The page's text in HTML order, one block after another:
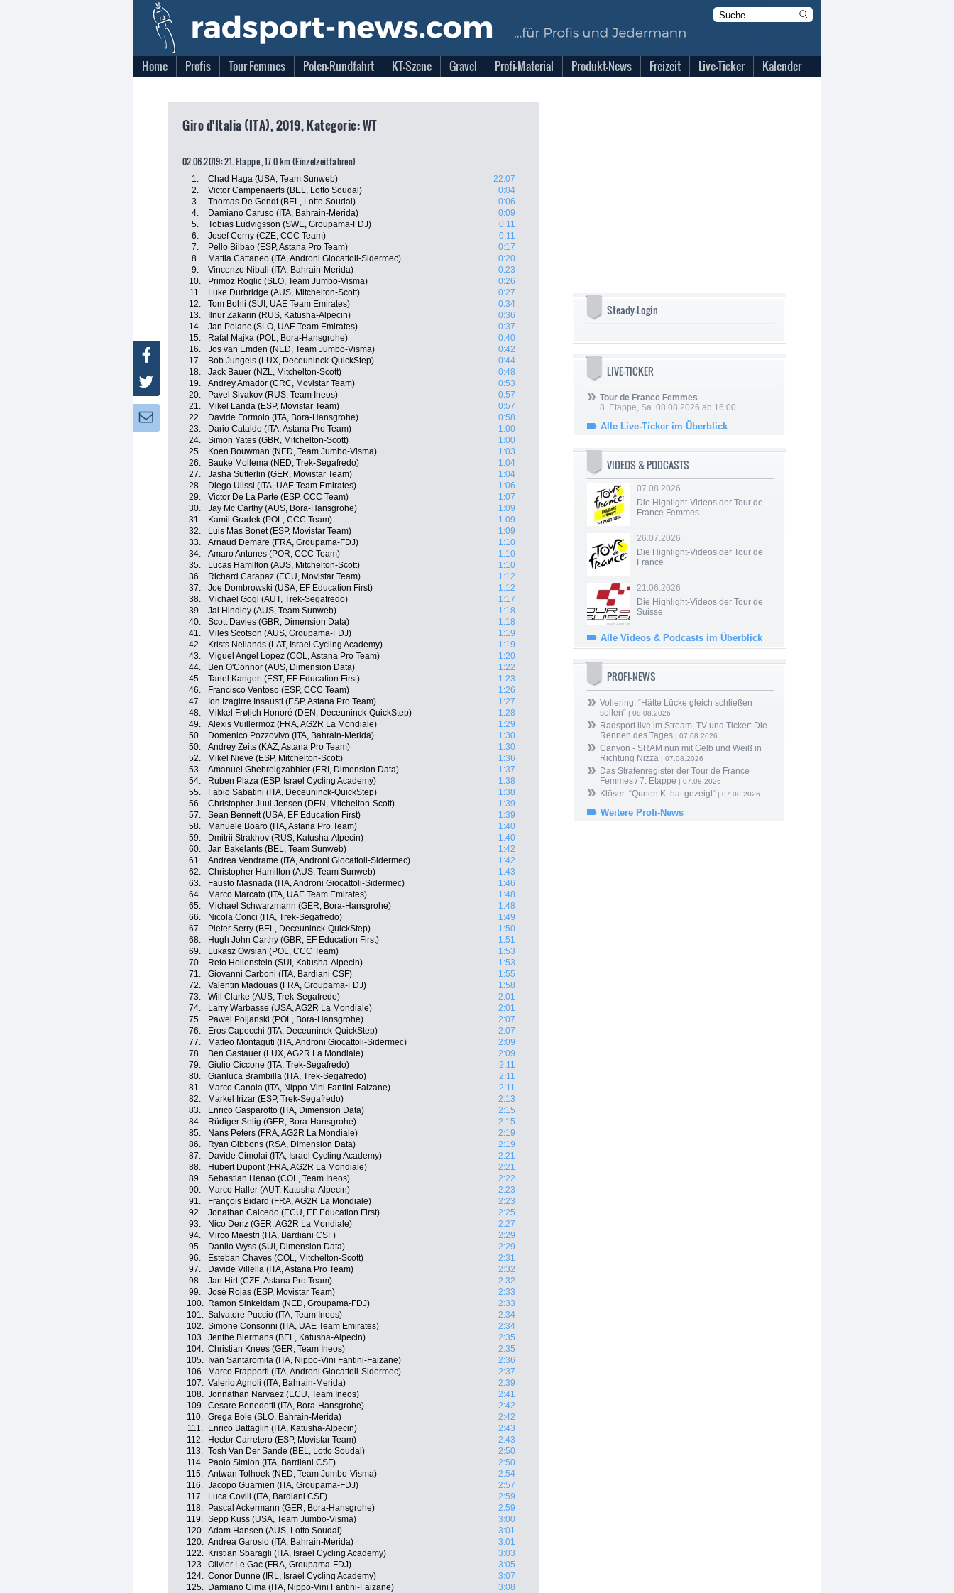
Home Profis Tour Femmes Polen-Rundfahrt KT-Szene Gravel Profi-Material Produkt-News Freizeit Live-Ticker Kalender
Giro d'Italia (ITA), 2019, Kategorie: WT
02.06.2019: 21. Etappe , 17.0 km (Einzelzeitfahren)
1. Chad Haga (USA, Team Sunweb)
22:07
2.
Victor Campenaerts (BEL, Lotto Soudal)
0:04
3.
Thomas De Gendt (BEL, Lotto Soudal)
0:06
4.
Damiano Caruso (ITA, Bahrain-Merida)
0:09
5.
Tobias Ludvigsson (SWE, Groupama-FDJ)
0:11
6.
Josef Cerny (CZE, CCC Team)
0:11
7.
Pello Bilbao (ESP, Astana Pro Team)
0:17
8.
Mattia Cattaneo (ITA, Androni Giocattoli-Sidermec)
0:20
9.
Vincenzo Nibali (ITA, Bahrain-Merida)
0:23
10.
Primoz Roglic (SLO, Team Jumbo-Visma)
0:26
11.
Luke Durbridge (AUS, Mitchelton-Scott)
0:27
12.
Tom Bohli (SUI, UAE Team Emirates)
0:34
13.
Ilnur Zakarin (RUS, Katusha-Alpecin)
0:36
14.
Jan Polanc (SLO, UAE Team Emirates)
0:37
15.
Rafal Majka (POL, Bora-Hansgrohe)
0:40
16.
Jos van Emden (NED, Team Jumbo-Visma)
0:42
17.
Bob Jungels (LUX, Deceuninck-QuickStep)
0:44
18.
Jack Bauer (NZL, Mitchelton-Scott)
0:48
19.
Andrey Amador (CRC, Movistar Team)
0:53
20.
Pavel Sivakov (RUS, Team Ineos)
0:57
21.
Mikel Landa (ESP, Movistar Team)
0:57
22.
Davide Formolo (ITA, Bora-Hansgrohe)
0:58
23.
Dario Cataldo (ITA, Astana Pro Team)
1:00
24.
Simon Yates (GBR, Mitchelton-Scott)
1:00
25.
Koen Bouwman (NED, Team Jumbo-Visma)
1:03
26.
Bauke Mollema (NED, Trek-Segafredo)
1:04
27.
Jasha Sütterlin (GER, Movistar Team)
1:04
28.
Diego Ulissi (ITA, UAE Team Emirates)
1:06
29.
Victor De La Parte (ESP, CCC Team)
1:07
30.
Jay Mc Carthy (AUS, Bora-Hansgrohe)
1:09
31.
Kamil Gradek (POL, CCC Team)
1:09
32.
Luis Mas Bonet (ESP, Movistar Team)
1:09
33.
Arnaud Demare (FRA, Groupama-FDJ)
1:10
34.
Amaro Antunes (POR, CCC Team)
1:10
35.
Lucas Hamilton (AUS, Mitchelton-Scott)
1:10
36.
Richard Carapaz (ECU, Movistar Team)
1:12
37.
Joe Dombrowski (USA, EF Education First)
1:12
38.
Michael Gogl (AUT, Trek-Segafredo)
1:17
39.
Jai Hindley (AUS, Team Sunweb)
1:18
40.
Scott Davies (GBR, Dimension Data)
1:18
41.
Miles Scotson (AUS, Groupama-FDJ)
1:19
42.
Krists Neilands (LAT, Israel Cycling Academy)
1:19
43.
Miguel Angel Lopez (COL, Astana Pro Team)
1:20
44.
Ben O'Connor (AUS, Dimension Data)
1:22
45.
Tanel Kangert (EST, EF Education First)
1:23
46.
Francisco Ventoso (ESP, CCC Team)
1:26
47.
Ion Izagirre Insausti (ESP, Astana Pro Team)
1:27
48.
Mikkel Frølich Honoré (DEN, Deceuninck-QuickStep)
1:28
49.
Alexis Vuillermoz (FRA, AG2R La Mondiale)
1:29
50.
Domenico Pozzovivo (ITA, Bahrain-Merida)
1:30
50.
Andrey Zeits (KAZ, Astana Pro Team)
1:30
52.
Mikel Nieve (ESP, Mitchelton-Scott)
1:36
53.
Amanuel Ghebreigzabhier (ERI, Dimension Data)
1:37
54.
Ruben Plaza (ESP, Israel Cycling Academy)
1:38
55.
Fabio Sabatini (ITA, Deceuninck-QuickStep)
1:38
56.
Christopher Juul Jensen (DEN, Mitchelton-Scott)
1:39
57.
Sean Bennett (USA, EF Education First)
1:39
58.
Manuele Boaro (ITA, Astana Pro Team)
1:40
59.
Dmitrii Strakhov (RUS, Katusha-Alpecin)
1:40
60.
Jan Bakelants (BEL, Team Sunweb)
1:42
61.
Andrea Vendrame (ITA, Androni Giocattoli-Sidermec)
1:42
62.
Christopher Hamilton (AUS, Team Sunweb)
1:43
63.
Fausto Masnada (ITA, Androni Giocattoli-Sidermec)
1:46
64.
Marco Marcato (ITA, UAE Team Emirates)
1:48
65.
Michael Schwarzmann (GER, Bora-Hansgrohe)
1:48
66.
Nicola Conci (ITA, Trek-Segafredo)
1:49
67.
Pieter Serry (BEL, Deceuninck-QuickStep)
1:50
68.
Hugh John Carthy (GBR, EF Education First)
1:51
69.
Lukasz Owsian (POL, CCC Team)
1:53
70.
Reto Hollenstein (SUI, Katusha-Alpecin)
1:53
71.
Giovanni Carboni (ITA, Bardiani CSF)
1:55
72.
Valentin Madouas (FRA, Groupama-FDJ)
1:58
73.
Will Clarke (AUS, Trek-Segafredo)
2:01
74.
Larry Warbasse (USA, AG2R La Mondiale)
2:01
75.
Pawel Poljanski (POL, Bora-Hansgrohe)
2:07
76.
Eros Capecchi (ITA, Deceuninck-QuickStep)
2:07
77.
Matteo Montaguti (ITA, Androni Giocattoli-Sidermec)
2:09
78.
Ben Gastauer (LUX, AG2R La Mondiale)
2:09
79.
Giulio Ciccone (ITA, Trek-Segafredo)
2:11
80.
Gianluca Brambilla (ITA, Trek-Segafredo)
2:11
81.
Marco Canola (ITA, Nippo-Vini Fantini-Faizane)
2:11
82.
Markel Irizar (ESP, Trek-Segafredo)
2:13
83.
Enrico Gasparotto (ITA, Dimension Data)
2:15
84.
Rüdiger Selig (GER, Bora-Hansgrohe)
2:15
85.
Nans Peters (FRA, AG2R La Mondiale)
2:19
86.
Ryan Gibbons (RSA, Dimension Data)
2:19
87.
Davide Cimolai (ITA, Israel Cycling Academy)
2:21
88.
Hubert Dupont (FRA, AG2R La Mondiale)
2:21
89.
Sebastian Henao (COL, Team Ineos)
2:22
90.
Marco Haller (AUT, Katusha-Alpecin)
2:23
91.
François Bidard (FRA, AG2R La Mondiale)
2:23
92.
Jonathan Caicedo (ECU, EF Education First)
2:25
93.
Nico Denz (GER, AG2R La Mondiale)
2:27
94.
Mirco Maestri (ITA, Bardiani CSF)
2:29
95.
Danilo Wyss (SUI, Dimension Data)
2:29
96.
Esteban Chaves (COL, Mitchelton-Scott)
2:31
97.
Davide Villella (ITA, Astana Pro Team)
2:32
98.
Jan Hirt (CZE, Astana Pro Team)
2:32
99.
José Rojas (ESP, Movistar Team)
2:33
100.
Ramon Sinkeldam (NED, Groupama-FDJ)
2:33
101. Salvatore Puccio (ITA, Team Ineos)
2:34
102. Simone Consonni (ITA, UAE Team Emirates)
2:34
103. Jenthe Biermans (BEL, Katusha-Alpecin)
2:35
104. Christian Knees (GER, Team Ineos)
2:35
105.
Ivan Santaromita (ITA, Nippo-Vini Fantini-Faizane)
2:36
106.
Marco Frapporti (ITA, Androni Giocattoli-Sidermec)
2:37
107. Valerio Agnoli (ITA, Bahrain-Merida)
2:39
108. Jonnathan Narvaez (ECU, Team Ineos)
2:41
109. Cesare Benedetti (ITA, Bora-Hansgrohe)
2:42
110. Grega Bole (SLO, Bahrain-Merida)
2:42
111.
Enrico Battaglin (ITA, Katusha-Alpecin)
2:43
112.
Hector Carretero (ESP, Movistar Team)
2:43
113. Tosh Van Der Sande (BEL, Lotto Soudal)
2:50
114.
Paolo Simion (ITA, Bardiani CSF)
2:50
115. Antwan Tolhoek (NED, Team Jumbo-Visma)
2:54
116. Jacopo Guarnieri (ITA, Groupama-FDJ)
2:57
117.
Luca Covili (ITA, Bardiani CSF)
2:59
118.
Pascal Ackermann (GER, Bora-Hansgrohe)
2:59
119. Sepp Kuss (USA, Team Jumbo-Visma)
3:00
120. Adam Hansen (AUS, Lotto Soudal)
3:01
120. Andrea Garosio (ITA, Bahrain-Merida)
3:01
122.
Kristian Sbaragli (ITA, Israel Cycling Academy)
3:03
123. Olivier Le Gac (FRA, Groupama-FDJ)
3:05
124. Conor Dunne (IRL, Israel Cycling Academy)
3:07
125.
Damiano Cima (ITA, Nippo-Vini Fantini-Faizane)
3:08
Steady-Login
LIVE-TICKER
Tour de France Femmes
8. Etappe, Sa. 08.08.2026 ab 16:00
Alle Live-Ticker im Überblick
VIDEOS & PODCASTS
07.08.2026
Die Highlight-Videos der Tour de
France Femmes
26.07.2026
Die Highlight-Videos der Tour de
France
21.06.2026
Die Highlight-Videos der Tour de
Suisse
Alle Videos & Podcasts im Überblick
PROFI-NEWS
Vollering: “Hätte Lücke gleich schließen
sollen“ | 08.08.2026
Radsport live im Stream, TV und Ticker: Die
Rennen des Tages | 07.08.2026
Canyon - SRAM nun mit Gelb und Weiß in
Richtung Nizza | 07.08.2026
Das Strafenregister der Tour de France
Femmes / 7. Etappe | 07.08.2026
Klöser: “Queen K. hat gezeigt“ | 07.08.2026
Weitere Profi-News
Facebook
Twitter
Newsletter: